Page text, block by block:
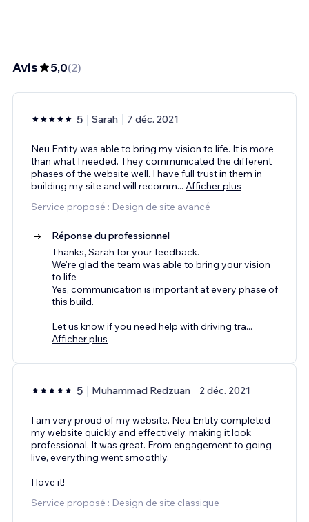
Avis 5,0(2)
5 Sarah 7 déc. 2021
Neu Entity was able to bring my vision to life. It is more
than what I needed. They communicated the different
phases of the website well. I have full trust in them in
building my site and will recomm... Afficher plus
Service proposé : Design de site avancé
Réponse du professionnel
Thanks, Sarah for your feedback.
We're glad the team was able to bring your vision
to life
Yes, communication is important at every phase of
this build.
Let us know if you need help with driving tra...
Afficher plus
5 Muhammad Redzuan 2 déc. 2021
I am very proud of my website. Neu Entity completed
my website quickly and effectively, making it look
professional. It was great. From engagement to going
live, everything went smoothly.
I love it!
Service proposé : Design de site classique